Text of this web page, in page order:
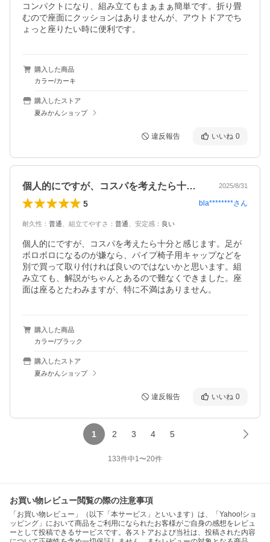
コンパクトになり、組み立てもまぁまぁ簡単です。折り畳
むので座面にクッションはありませんが、アウトドアでち
ょっと座りたい時に便利です。
購入した商品
カラー/カーキ
購入したストア
夏みかんショップ
違反報告 いいね 0
個人的にですが、コスパを考えたら十分と… 2025/8/31
5 bla********さん
耐久性 ： 普通 組立てやすさ ： 普通 安定感 ： 良い
個人的にですが、コスパを考えたら十分と感じます。足が
ボロボロになるのが嫌なら、パイプ椅子用キャップなどを
別で買って取り付ければ良いのではないかと思います。組
み立ても、解説がちゃんとあるので難なくできました。座
面は座るとたわみますが、特に不満はありません。
購入した商品
カラー/ブラック
購入したストア
夏みかんショップ
違反報告 いいね 0
1 2 3 4 5
133件中1〜20件
お買い物レビュー閲覧の際の注意事項
「お買い物レビュー」（以下「本サービス」といいます）は、「Yahoo!ショ
ッピング」において商品をご利用になられたお客様がご自身の感想をレビュ
ーとして投稿できるサービスです。各ストアおよび当社は、投稿された内容